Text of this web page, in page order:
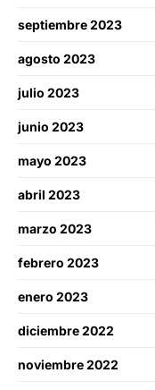
septiembre 2023
agosto 2023
julio 2023
junio 2023
mayo 2023
abril 2023
marzo 2023
febrero 2023
enero 2023
diciembre 2022
noviembre 2022